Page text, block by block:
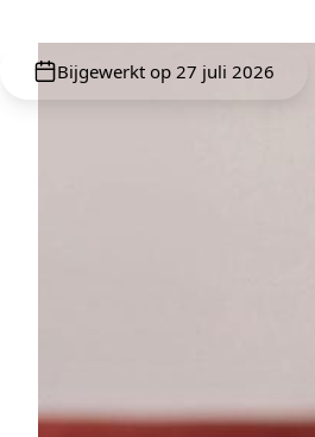
Bijgewerkt op 27 juli 2026